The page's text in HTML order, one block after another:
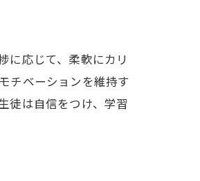
に応じて、柔軟にカリ
チベーションを維持す
徒は自信をつけ、学習